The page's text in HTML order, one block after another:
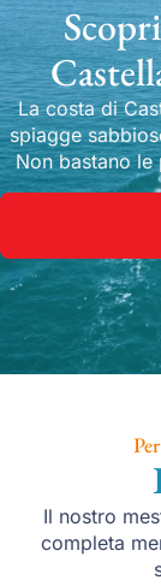
La costa di
spiagge
Non bastano le
Il nostro
completa